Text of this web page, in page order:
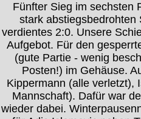
Fünfter Sieg im sechsten
stark abstiegsbedrohten
verdientes 2:0. Unsere
Aufgebot. Für den
(gute Partie - wenig
Posten!) im Gehäuse.
Kippermann (alle verletzt),
Mannschaft). Dafür war
wieder dabei.